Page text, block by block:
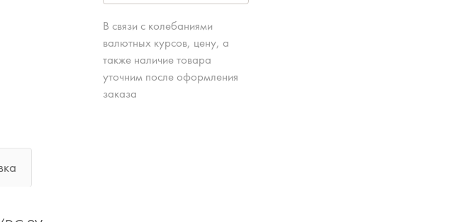
В связи с колебаниями
валютных курсов, цену, а
также наличие товара
уточним после оформления
заказа